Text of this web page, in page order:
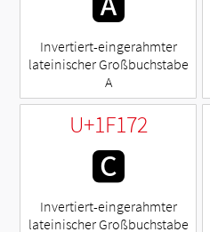
Invertiert-eingerahmter
lateinischer Großbuchstabe
A
U+1F172
🅲
Invertiert-eingerahmter
lateinischer Großbuchstabe